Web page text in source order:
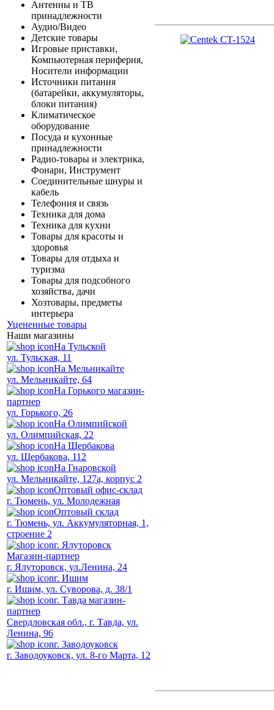
Антенны и ТВ
принадлежности
Аудио/Видео
Детские товары
Игровые приставки,
Компьютерная периферия,
Носители информации
Источники питания
(батарейки, аккумуляторы,
блоки питания)
Климатическое
оборудование
Посуда и кухонные
принадлежности
Радио-товары и электрика,
Фонари, Инструмент
Соединительные шнуры и
кабель
Телефония и связь
Техника для дома
Техника для кухни
Товары для красоты и
здоровья
Товары для отдыха и
туризма
Товары для подсобного
хозяйства, дачи
Хозтовары, предметы
интерьера
Уцененные товары
Наши магазины
На Тульской
ул. Тульская, 11
На Мельникайте
ул. Мельникайте, 64
На Горького магазин-
партнер
ул. Горького, 26
На Олимпийской
ул. Олимпийская, 22
На Щербакова
ул. Щербакова, 112
На Гнаровской
ул. Мельникайте, 127а, корпус 2
Оптовый офис-склад
г. Тюмень, ул. Молодежная
Оптовый склад
г. Тюмень, ул. Аккумуляторная, 1,
строение 2
г. Ялуторовск
Магазин-партнер
г. Ялуторовск, ул.Ленина, 24
г. Ишим
г. Ишим, ул. Суворова, д. 38/1
г. Тавда магазин-
партнер
Свердловская обл., г. Тавда, ул.
Ленина, 96
г. Заводоуковск
г. Заводоуковск, ул. 8-го Марта, 12